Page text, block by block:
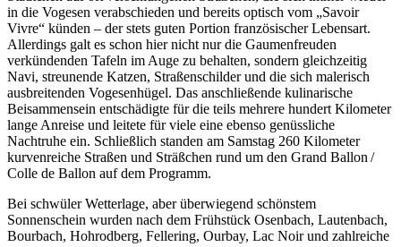
in die Vogesen verabschieden und bereits optisch vom ­„Savoir
Vivre“ künden – der stets guten Portion französischer Lebensart.
Allerdings galt es schon hier nicht nur die Gaumenfreuden
verkündenden Tafeln im Auge zu behalten, sondern gleichzeitig
Navi, streunende Katzen, Straßenschilder und die sich malerisch
ausbreitenden Vogesenhügel. Das anschließende kulinarische
Beisammensein entschädigte für die teils mehrere hundert Kilometer
lange Anreise und leitete für viele eine ebenso ­genüssliche
Nachtruhe ein. Schließlich standen am Samstag 260 Kilometer
kurvenreiche Straßen und Sträßchen rund um den Grand Ballon /
Colle de Ballon auf dem ­Programm.
Bei schwüler Wetterlage, aber überwiegend schönstem
Sonnenschein wurden nach dem Frühstück Osenbach, Lautenbach,
Bourbach, Hohrodberg, Fellering, Ourbay, Lac Noir und zahlreiche